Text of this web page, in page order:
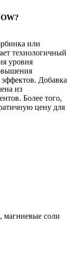
или
технологичный
уровня
Добавка
из
Более того,
цену для
магниевые соли